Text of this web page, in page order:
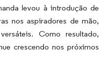
levou à introdução de
nos aspiradores de mão,
Como resultado,
crescendo nos próximos